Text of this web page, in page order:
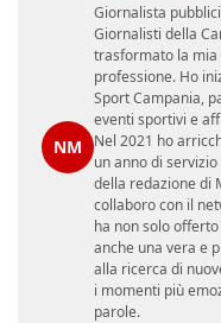
NM
Giornalista
Giornalisti della
trasformato la mia
professione. Ho
Sport Campania,
eventi sportivi e
Nel 2021 ho
un anno di
della redazione di
collaboro con il
ha non solo
anche una vera e
alla ricerca di
i momenti più
parole.